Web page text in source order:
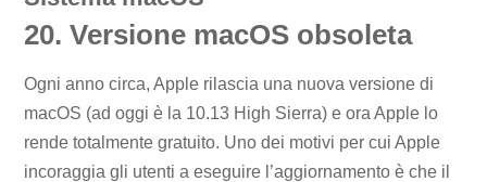
20. Versione macOS obsoleta
Ogni anno circa, Apple rilascia una nuova versione di
macOS (ad oggi è la 10.13 High Sierra) e ora Apple lo
rende totalmente gratuito. Uno dei motivi per cui Apple
incoraggia gli utenti a eseguire l’aggiornamento è che il